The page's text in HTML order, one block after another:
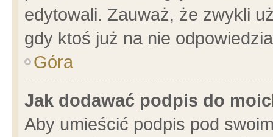
edytowali. Zauważ, że zwykli
gdy ktoś już na nie
Góra
Jak dodawać podpis do
Aby umieścić podpis pod